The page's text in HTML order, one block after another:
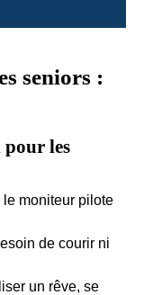
seniors :
pour les
le moniteur pilote
de courir ni
un rêve, se